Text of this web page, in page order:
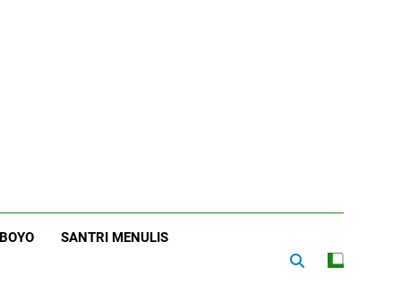
SANTRI MENULIS